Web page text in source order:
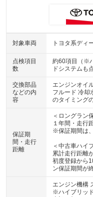
対象車両 トヨタ系ディ
点検項目
数
約60項目（※
ドシステムも
交換部品
などの内
容
エンジンオイ
フルード 冷
のタイミング
保証期
間・走行
距離
＜ロングラン
１年間・走行
※保証期間は
＜中古車ハイ
累計走行距離
初度登録から
ン保証期間が
エンジン機構
※ハイブリッ